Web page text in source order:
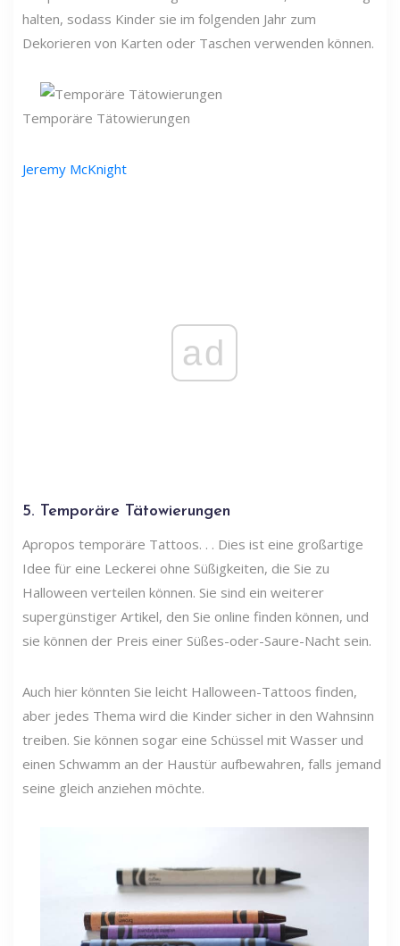
halten, sodass Kinder sie im folgenden Jahr zum
Dekorieren von Karten oder Taschen verwenden können.
Temporäre Tätowierungen
Jeremy McKnight
ad
5. Temporäre Tätowierungen
Apropos temporäre Tattoos. . . Dies ist eine großartige
Idee für eine Leckerei ohne Süßigkeiten, die Sie zu
Halloween verteilen können. Sie sind ein weiterer
supergünstiger Artikel, den Sie online finden können, und
sie können der Preis einer Süßes-oder-Saure-Nacht sein.
Auch hier könnten Sie leicht Halloween-Tattoos finden,
aber jedes Thema wird die Kinder sicher in den Wahnsinn
treiben. Sie können sogar eine Schüssel mit Wasser und
einen Schwamm an der Haustür aufbewahren, falls jemand
seine gleich anziehen möchte.